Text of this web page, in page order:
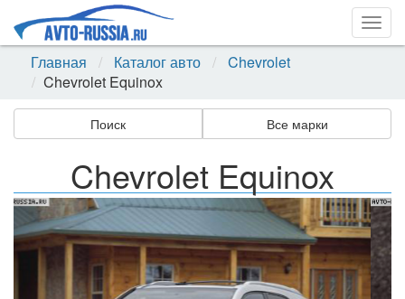
Главная
Каталог авто
Chevrolet
Chevrolet Equinox
Поиск Все марки
Chevrolet Equinox
Назад